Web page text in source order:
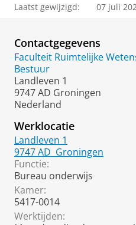
Laatst gewijzigd: 07 juli
Contactgegevens
Faculteit Ruimtelijke
Bestuur
Landleven 1
9747 AD Groningen
Nederland
Werklocatie
Landleven 1
9747 AD Groningen
Functie:
Bureau onderwijs
Kamer:
5417-0014
Werktijden: